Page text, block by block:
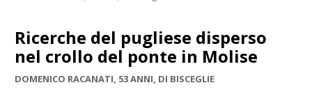
Ricerche del pugliese disperso
nel crollo del ponte in Molise
DOMENICO RACANATI, 53 ANNI, DI BISCEGLIE